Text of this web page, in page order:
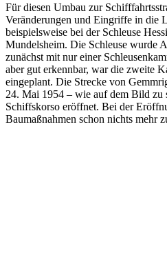
Für diesen Umbau zur
Veränderungen und Eingriffe in die
beispielsweise bei der Schleuse
Mundelsheim. Die Schleuse wurde
zunächst mit nur einer
aber gut erkennbar, war die zweite
eingeplant. Die Strecke von
24. Mai 1954 – wie auf dem Bild zu
Schiffskorso eröffnet. Bei der
Baumaßnahmen schon nichts mehr